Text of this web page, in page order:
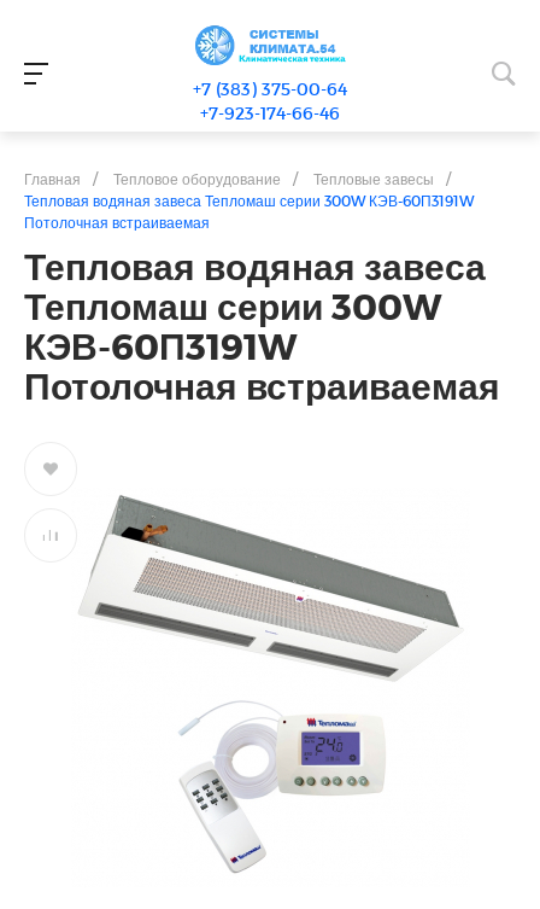
+7 (383) 375-00-64
+7-923-174-66-46
Главная / Тепловое оборудование / Тепловые завесы
/
Тепловая водяная завеса Тепломаш серии 300W КЭВ-60П3191W
Потолочная встраиваемая
Тепловая водяная завеса
Тепломаш серии 300W
КЭВ-60П3191W
Потолочная встраиваемая